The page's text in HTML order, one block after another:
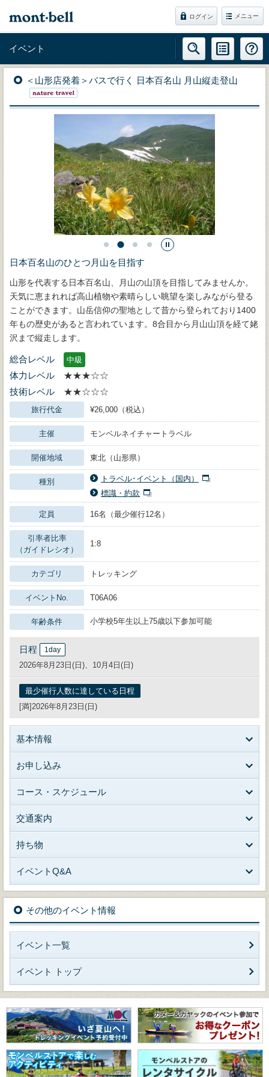
ログイン メニュー
イベント
＜山形店発着＞バスで行く 日本百名山 月山縦走登山
日本百名山のひとつ月山を目指す
山形を代表する日本百名山、月山の山頂を目指してみませんか。
天気に恵まれれば高山植物や素晴らしい眺望を楽しみながら登る
ことができます。山岳信仰の聖地として昔から登られており1400
年もの歴史があると言われています。8合目から月山山頂を経て姥
沢まで縦走します。
総合レベル 中級
体力レベル
★★★☆☆
技術レベル
★★☆☆☆
旅行代金 ¥26,000（税込）
主催 モンベルネイチャートラベル
開催地域 東北（山形県）
種別
トラベル･イベント（国内）
標識・約款
定員 16名（最少催行12名）
引率者比率
（ガイドレシオ）
1:8
カテゴリ トレッキング
イベントNo. T06A06
年齢条件 小学校5年生以上75歳以下参加可能
日程 1day
2026年8月23日(日)、10月4日(日)
最少催行人数に達している日程
[満]2026年8月23日(日)
基本情報
お申し込み
コース・スケジュール
交通案内
持ち物
イベントQ&A
その他のイベント情報
イベント一覧
イベント トップ